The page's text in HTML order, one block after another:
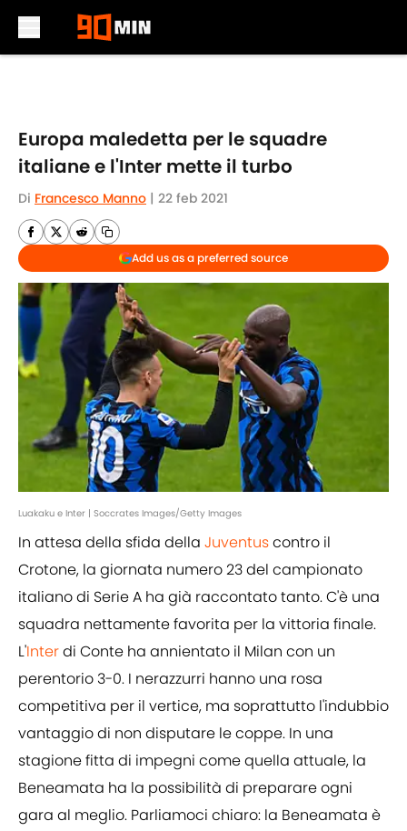
Europa maledetta per le squadre
italiane e l'Inter mette il turbo
Di Francesco Manno | 22 feb 2021
Add us as a preferred source
Luakaku e Inter | Soccrates Images/Getty Images
In attesa della sfida della Juventuscontro il
Crotone, la giornata numero 23 del campionato
italiano di Serie A ha già raccontato tanto. C'è una
squadra nettamente favorita per la vittoria finale.
L'Interdi Conte ha annientato il Milan con un
perentorio 3-0. I nerazzurri hanno una rosa
competitiva per il vertice, ma soprattutto l'indubbio
vantaggio di non disputare le coppe. In una
stagione fitta di impegni come quella attuale, la
Beneamata ha la possibilità di preparare ogni
gara al meglio. Parliamoci chiaro: la Beneamata è